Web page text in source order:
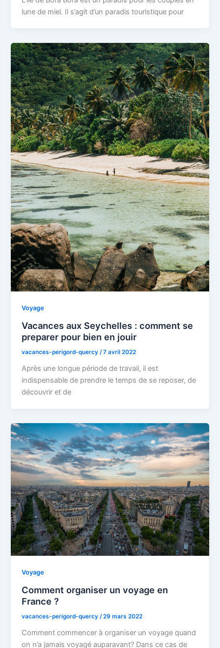
lune de miel. Il s’agit d’un paradis touristique pour
Voyage
Vacances aux Seychelles : comment se
preparer pour bien en jouir
vacances-perigord-quercy/7 avril 2022
Après une longue période de travail, il est
indispensable de prendre le temps de se reposer, de
découvrir et de
Voyage
Comment organiser un voyage en
France ?
vacances-perigord-quercy/29 mars 2022
Comment commencer à organiser un voyage quand
on n’a jamais voyagé auparavant? Dans ce cas de